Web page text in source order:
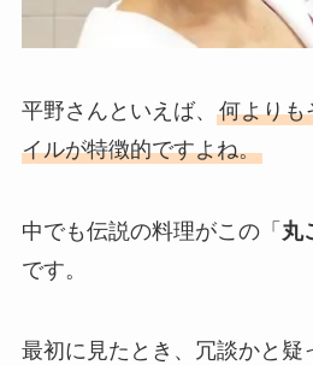
平野さんといえば、 何よりも
イルが特徴的ですよね。
中でも伝説の料理がこの「 丸
です。
最初に見たとき、冗談かと疑